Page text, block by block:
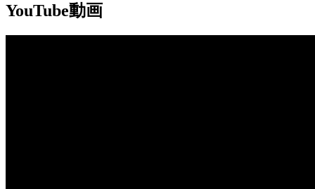
YouTube動画